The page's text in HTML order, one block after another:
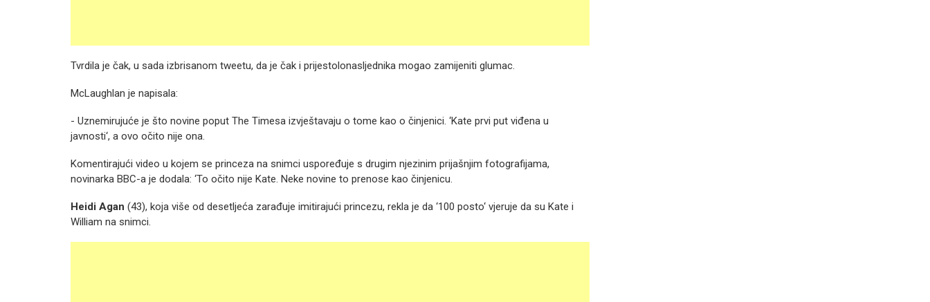
Tvrdila je čak, u sada izbrisanom tweetu, da je čak i prijestolonasljednika mogao zamijeniti glumac.
McLaughlan je napisala:
- Uznemirujuće je što novine poput The Timesa izvještavaju o tome kao o činjenici. ‘Kate prvi put viđena u
javnosti‘, a ovo očito nije ona.
Komentirajući video u kojem se princeza na snimci uspoređuje s drugim njezinim prijašnjim fotografijama,
novinarka BBC-a je dodala: ‘To očito nije Kate. Neke novine to prenose kao činjenicu.
Heidi Agan (43), koja više od desetljeća zarađuje imitirajući princezu, rekla je da ‘100 posto‘ vjeruje da su Kate i
William na snimci.